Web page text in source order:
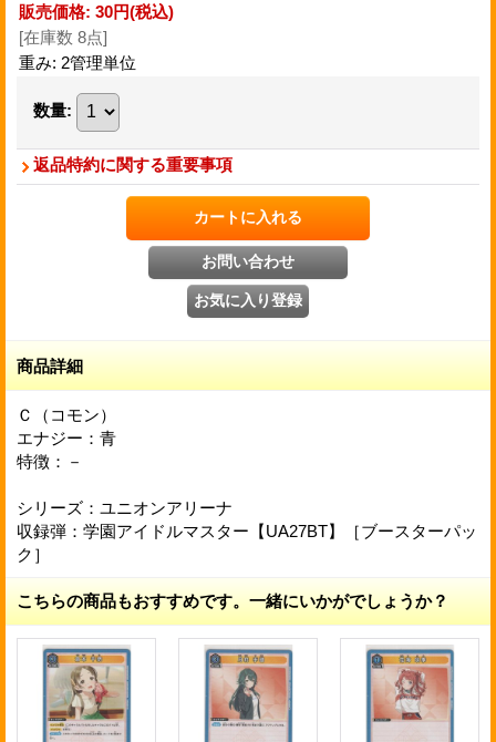
販売価格: 30円(税込)
[在庫数 8点]
重み: 2管理単位
数量:
返品特約に関する重要事項
商品詳細
Ｃ（コモン）
エナジー：青
特徴：－
シリーズ：ユニオンアリーナ
収録弾：学園アイドルマスター【UA27BT】［ブースターパッ
ク］
こちらの商品もおすすめです。一緒にいかがでしょうか？